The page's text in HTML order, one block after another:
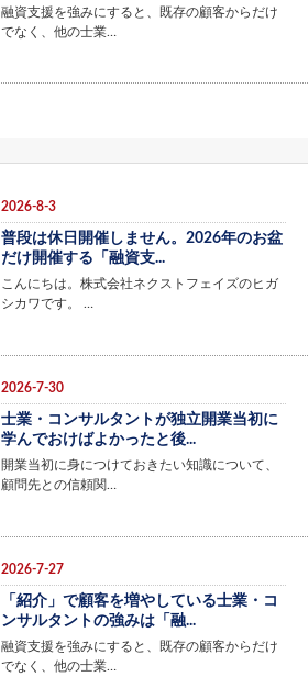
融資支援を強みにすると、既存の顧客からだけ
でなく、他の士業…
2026-8-3
普段は休日開催しません。2026年のお盆
だけ開催する「融資支...
こんにちは。株式会社ネクストフェイズのヒガ
シカワです。 …
2026-7-30
士業・コンサルタントが独立開業当初に
学んでおけばよかったと後...
開業当初に身につけておきたい知識について、
顧問先との信頼関…
2026-7-27
「紹介」で顧客を増やしている士業・コ
ンサルタントの強みは「融...
融資支援を強みにすると、既存の顧客からだけ
でなく、他の士業…